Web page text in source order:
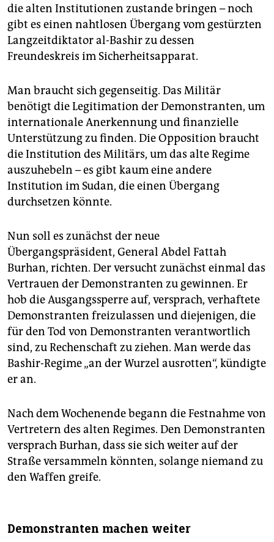
genossenschaft
epaper login
die alten Institutionen zustande bringen – noch
gibt es einen nahtlosen Übergang vom gestürzten
Langzeitdiktator al-Bashir zu dessen
Freundeskreis im Sicherheitsapparat.
Man braucht sich gegenseitig. Das Militär
benötigt die Legitimation der Demonstranten, um
internationale Anerkennung und finanzielle
Unterstützung zu finden. Die Opposition braucht
die Institution des Militärs, um das alte Regime
auszuhebeln – es gibt kaum eine andere
Institution im Sudan, die einen Übergang
durchsetzen könnte.
Nun soll es zunächst der neue
Übergangspräsident, General Abdel Fattah
Burhan, richten. Der versucht zunächst einmal das
Vertrauen der Demonstranten zu gewinnen. Er
hob die Ausgangssperre auf, versprach, verhaftete
Demonstranten freizulassen und diejenigen, die
für den Tod von Demonstranten verantwortlich
sind, zu Rechenschaft zu ziehen. Man werde das
Bashir-Regime „an der Wurzel ausrotten“, kündigte
er an.
Nach dem Wochenende begann die Festnahme von
Vertretern des alten Regimes. Den Demonstranten
versprach Burhan, dass sie sich weiter auf der
Straße versammeln könnten, solange niemand zu
den Waffen greife.
Demonstranten machen weiter